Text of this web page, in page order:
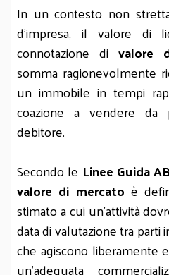
In un contesto non
d’impresa, il valore di
connotazione di valore
somma ragionevolmente
un immobile in tempi
coazione a vendere da
debitore.
Secondo le Linee Guida
valore di mercato è
stimato a cui un’attività
data di valutazione tra
che agiscono liberamente
un’adeguata